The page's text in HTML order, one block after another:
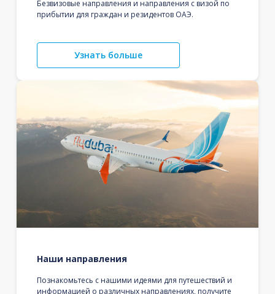
Безвизовые направления и направления с визой по
прибытии для граждан и резидентов ОАЭ.
Узнать больше
Наши направления
Познакомьтесь с нашими идеями для путешествий и
информацией о различных направлениях, получите